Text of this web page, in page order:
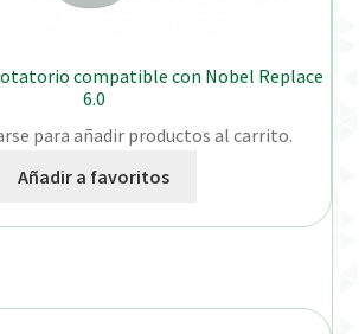
compatible con Nobel Replace
6.0
para añadir productos al carrito.
Añadir a favoritos